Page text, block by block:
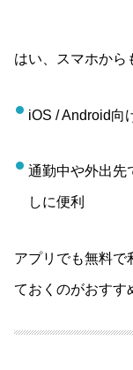
はい、スマホから
iOS / Android向
通勤中や外出先
しに便利
アプリでも無料で
ておくのがおすす